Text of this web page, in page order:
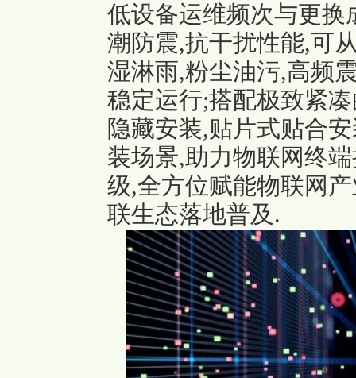
低设备运维频次与更
潮防震,抗干扰性能,可
湿淋雨,粉尘油污,高频
稳定运行;搭配极致紧
隐藏安装,贴片式贴合
装场景,助力物联网终
级,全方位赋能物联网
联生态落地普及.